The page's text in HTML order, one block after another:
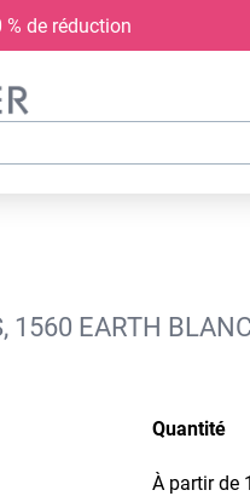
% de réduction
1560 EARTH
Quantité
À partir de